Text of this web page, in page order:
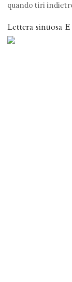
quando tiri
Lettera sinuosa